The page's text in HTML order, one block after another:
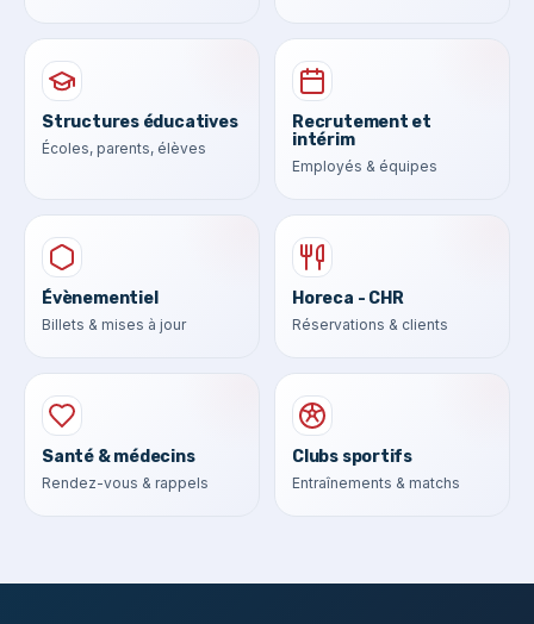
Structures éducatives
Écoles, parents, élèves
Recrutement et
intérim
Employés & équipes
Évènementiel
Billets & mises à jour
Horeca - CHR
Réservations & clients
Santé & médecins
Rendez-vous & rappels
Clubs sportifs
Entraînements & matchs